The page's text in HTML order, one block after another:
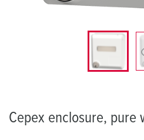
Cepex enclosure, pure